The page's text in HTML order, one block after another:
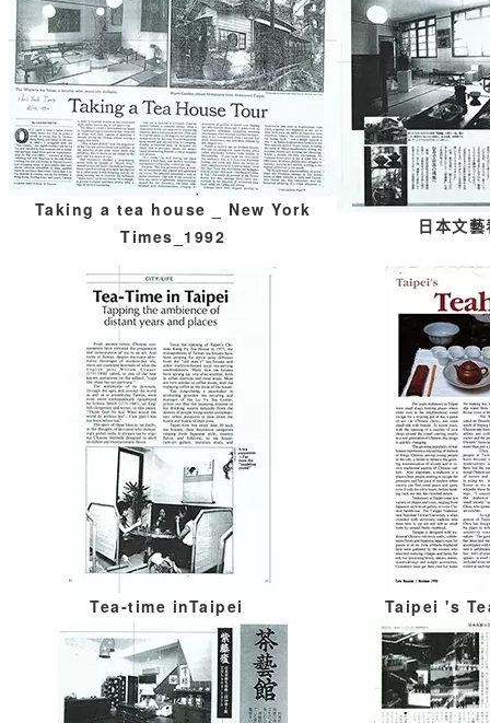
Taking a tea house _ New York
Times_1992
日本文
Tea-time inTaipei Taipei 's